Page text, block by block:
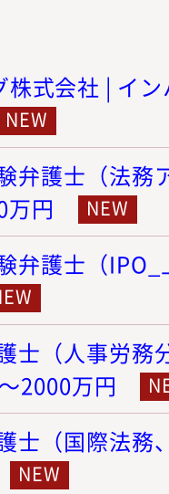
式会社 | イ
弁護士（法務
万円
弁護士（
士（人事労務
2000万円
士（国際法務